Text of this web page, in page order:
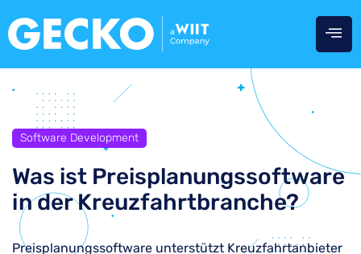
Software Development
Was ist Preisplanungssoftware
in der Kreuzfahrtbranche?
Preisplanungssoftware unterstützt Kreuzfahrtanbieter